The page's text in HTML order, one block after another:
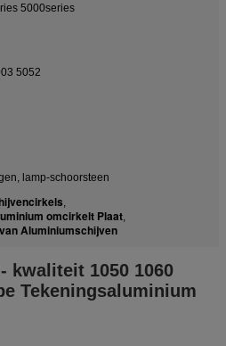
5000series
5052
lamp-schoorsteen
,
omcirkelt Plaat,
Aluminiumschijven
kwaliteit 1050 1060
Tekeningsaluminium